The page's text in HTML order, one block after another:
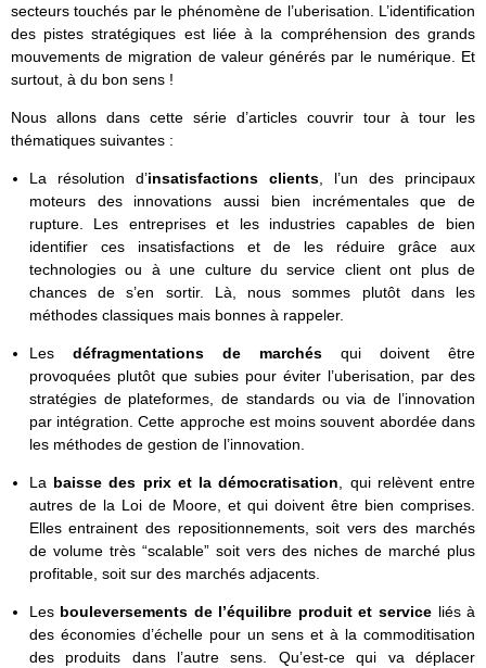
secteurs touchés par le phénomène de l’uberisation. L’identification
des pistes stratégiques est liée à la compréhension des grands
mouvements de migration de valeur générés par le numérique. Et
surtout, à du bon sens !
Nous allons dans cette série d’articles couvrir tour à tour les
thématiques suivantes :
La résolution d’insatisfactions clients, l’un des principaux
moteurs des innovations aussi bien incrémentales que de
rupture. Les entreprises et les industries capables de bien
identifier ces insatisfactions et de les réduire grâce aux
technologies ou à une culture du service client ont plus de
chances de s’en sortir. Là, nous sommes plutôt dans les
méthodes classiques mais bonnes à rappeler.
Les défragmentations de marchés qui doivent être
provoquées plutôt que subies pour éviter l’uberisation, par des
stratégies de plateformes, de standards ou via de l’innovation
par intégration. Cette approche est moins souvent abordée dans
les méthodes de gestion de l’innovation.
La baisse des prix et la démocratisation , qui relèvent entre
autres de la Loi de Moore, et qui doivent être bien comprises.
Elles entrainent des repositionnements, soit vers des marchés
de volume très “scalable” soit vers des niches de marché plus
profitable, soit sur des marchés adjacents.
Les bouleversements de l’équilibre produit et service liés à
des économies d’échelle pour un sens et à la commoditisation
des produits dans l’autre sens. Qu’est-ce qui va déplacer